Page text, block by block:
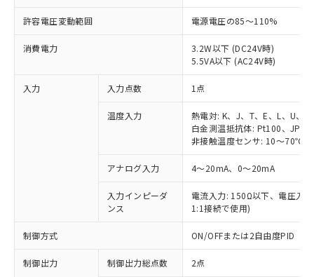
許容電圧変動範囲 電源電圧の85～110%
消費電力
3.2W以下 (DC24V時)
5.5VA以下 (AC24V時)
入力 入力点数 1点
温度入力
熱電対: K、J、T、E、L、U、
白金測温抵抗体: Pt100、
非接触温度センサ: 10～70℃
アナログ入力 4～20mA、0～20mA
入力インピーダ
ンス
電流入力: 150Ω以下、電圧入
1:1接続で使用)
制御方式 ON/OFFまたは2自由度PID（
制御出力 制御出力総点数 2点